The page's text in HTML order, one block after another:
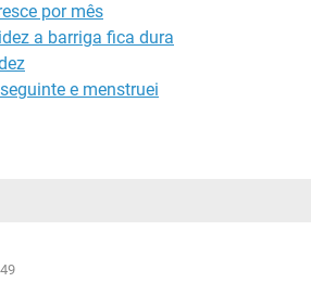
por mês
a barriga fica dura
e menstruei